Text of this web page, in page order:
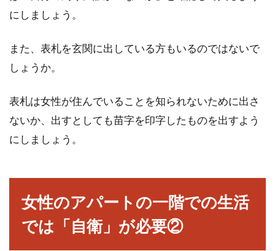
にしましょう。
また、表札を玄関に出している方もいるのではないで
しょうか。
表札は女性が住んでいることを知られないために出さ
ないか、出すとしても苗字を印字したものを出すよう
にしましょう。
女性のアパートの一階での生活
では「自衛」が必要②